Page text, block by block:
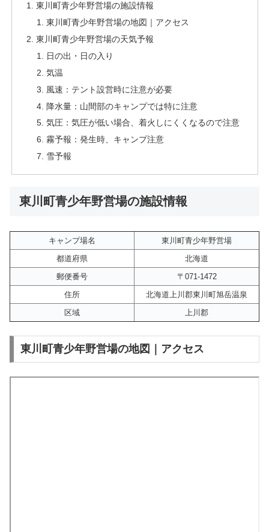
東川町青少年野営場の施設情報
東川町青少年野営場の地図｜アクセス
東川町青少年野営場の天気予報
日の出・日の入り
気温
風速：テント設営時に注意が必要
降水量：山間部のキャンプでは特に注意
気圧：気圧が低い場合、着火しにくくなるので注意
霧予報：発生時、キャンプ注意
雪予報
東川町青少年野営場の施設情報
キャンプ場名
東川町青少年野営場
都道府県
北海道
郵便番号
〒071-1472
住所
北海道上川郡東川町旭岳温泉
区域
上川郡
東川町青少年野営場の地図｜アクセス